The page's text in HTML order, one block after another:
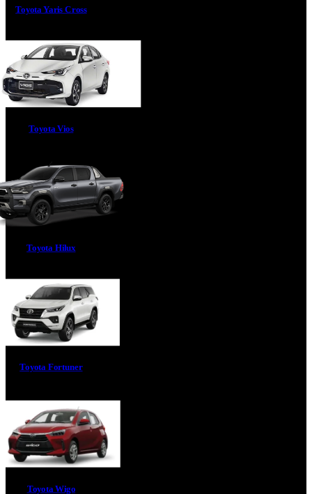
Toyota Yaris Cross
Toyota Vios
Toyota Hilux
Toyota Fortuner
Toyota Wigo